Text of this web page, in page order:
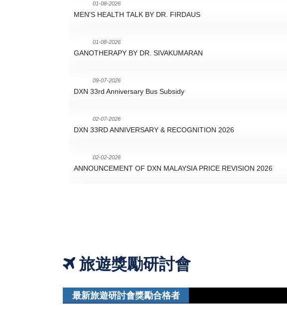
01-08-2026
MEN'S HEALTH TALK BY DR. FIRDAUS
01-08-2026
GANOTHERAPY BY DR. SIVAKUMARAN
09-07-2026
DXN 33rd Anniversary Bus Subsidy
02-07-2026
DXN 33RD ANNIVERSARY & RECOGNITION 2026
02-02-2026
ANNOUNCEMENT OF DXN MALAYSIA PRICE REVISION 2026
讯息 18-08-2021
旅遊獎勵研討會
最新旅遊研討會獎勵合格者